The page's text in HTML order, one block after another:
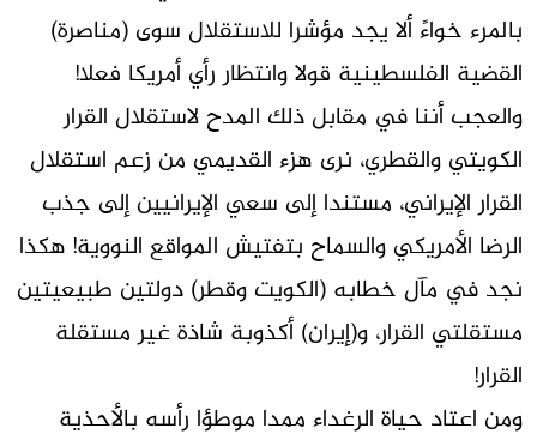
بالمرء خواءً ألا يجد مؤشرا للاستقلال سوى (مناصرة)
القضية الفلسطينية قولا وانتظار رأي أمريكا فعلا!
والعجب أننا في مقابل ذلك المدح لاستقلال القرار
الكويتي والقطري، نرى هزء القديمي من زعم استقلال
القرار الإيراني، مستندا إلى سعي الإيرانيين إلى جذب
الرضا الأمريكي والسماح بتفتيش المواقع النووية! هكذا
نجد في مآل خطابه (الكويت وقطر) دولتين طبيعيتين
مستقلتي القرار، و(إيران) أكذوبة شاذة غير مستقلة
القرار!
ومن اعتاد حياة الرغداء ممدا موطؤا رأسه بالأحذية